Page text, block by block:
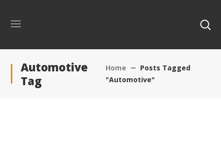
Automotive
Tag
Home
Posts Tagged
"Automotive"